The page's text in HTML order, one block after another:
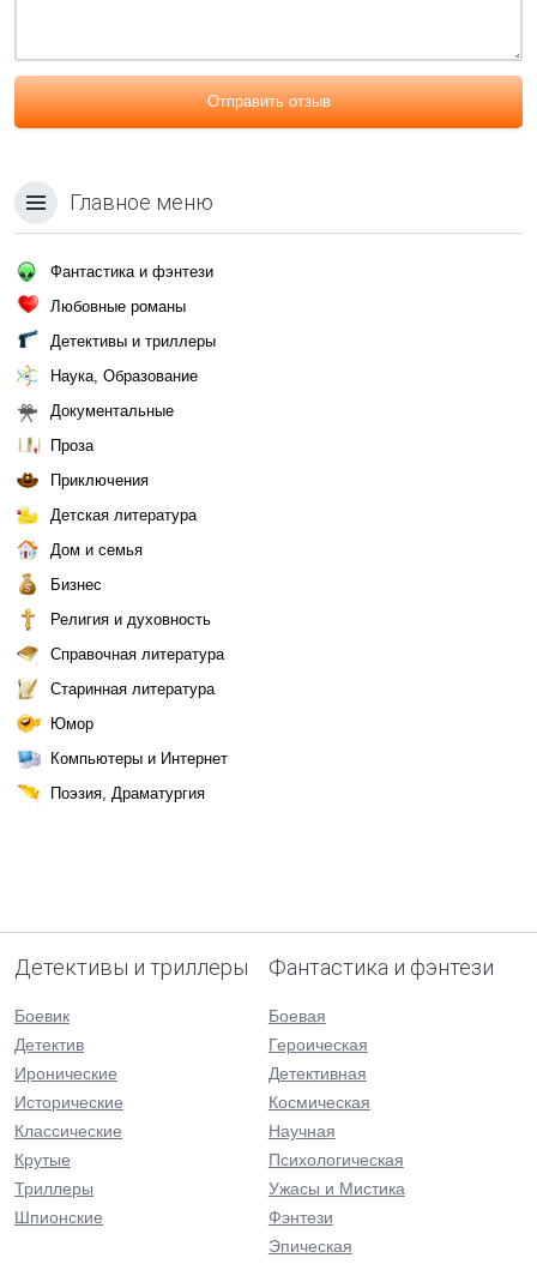
Отправить отзыв
Главное меню
Фантастика и фэнтези
Любовные романы
Детективы и триллеры
Наука, Образование
Документальные
Проза
Приключения
Детская литература
Дом и семья
Бизнес
Религия и духовность
Справочная литература
Старинная литература
Юмор
Компьютеры и Интернет
Поэзия, Драматургия
Детективы и триллеры
Боевик
Детектив
Иронические
Исторические
Классические
Крутые
Триллеры
Шпионские
Фантастика и фэнтези
Боевая
Героическая
Детективная
Космическая
Научная
Психологическая
Ужасы и Мистика
Фэнтези
Эпическая